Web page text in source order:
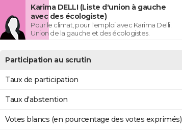
Karima DELLI (Liste d'union à gauche
avec des écologiste)
Pour le climat, pour l'emploi avec Karima Delli.
Union de la gauche et des écologistes.
Participation au scrutin
Taux de participation
Taux d'abstention
Votes blancs (en pourcentage des votes exprimés)